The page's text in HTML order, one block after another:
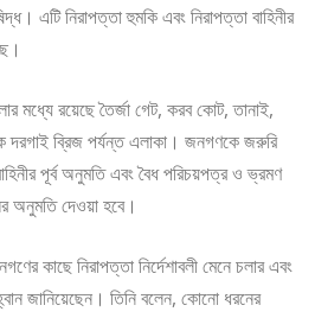
এটি নিরাপত্তা হুমকি এবং নিরাপত্তা বাহিনীর
মধ্যে রয়েছে তৈর্জা গেট, করব কোট, তানাই,
দরগাই ব্রিজ পর্যন্ত এলাকা। জনগণকে জরুরি
পূর্ব অনুমতি এবং বৈধ পরিচয়পত্র ও ভ্রমণ
অনুমতি দেওয়া হবে।
কাছে নিরাপত্তা নির্দেশাবলী মেনে চলার এবং
জানিয়েছেন। তিনি বলেন, কোনো ধরনের